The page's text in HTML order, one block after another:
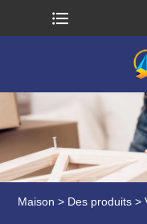
Maison > Des produits >